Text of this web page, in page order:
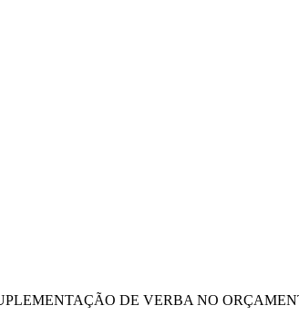
DE VERBA NO